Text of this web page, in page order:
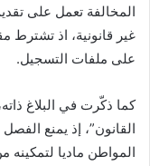
المخالفة تعمل على
غير قانونية، اذ تشترط
على ملفات التسجيل.
كما ذكّرت في البلاغ
المواطن ماديا